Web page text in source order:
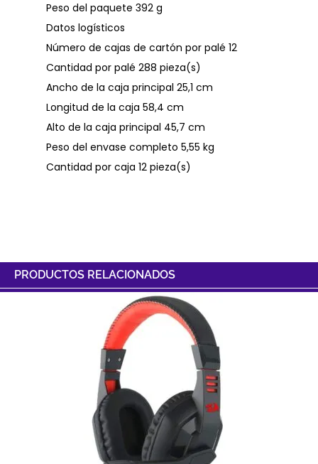
Peso del paquete 392 g
Datos logísticos
Número de cajas de cartón por palé 12
Cantidad por palé 288 pieza(s)
Ancho de la caja principal 25,1 cm
Longitud de la caja 58,4 cm
Alto de la caja principal 45,7 cm
Peso del envase completo 5,55 kg
Cantidad por caja 12 pieza(s)
PRODUCTOS RELACIONADOS